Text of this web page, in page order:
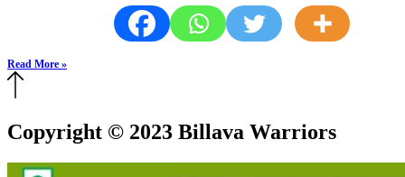
Read More »
Copyright © 2023 Billava Warriors